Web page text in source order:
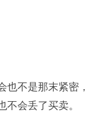
也不是那末紧密，
不会丢了买卖。